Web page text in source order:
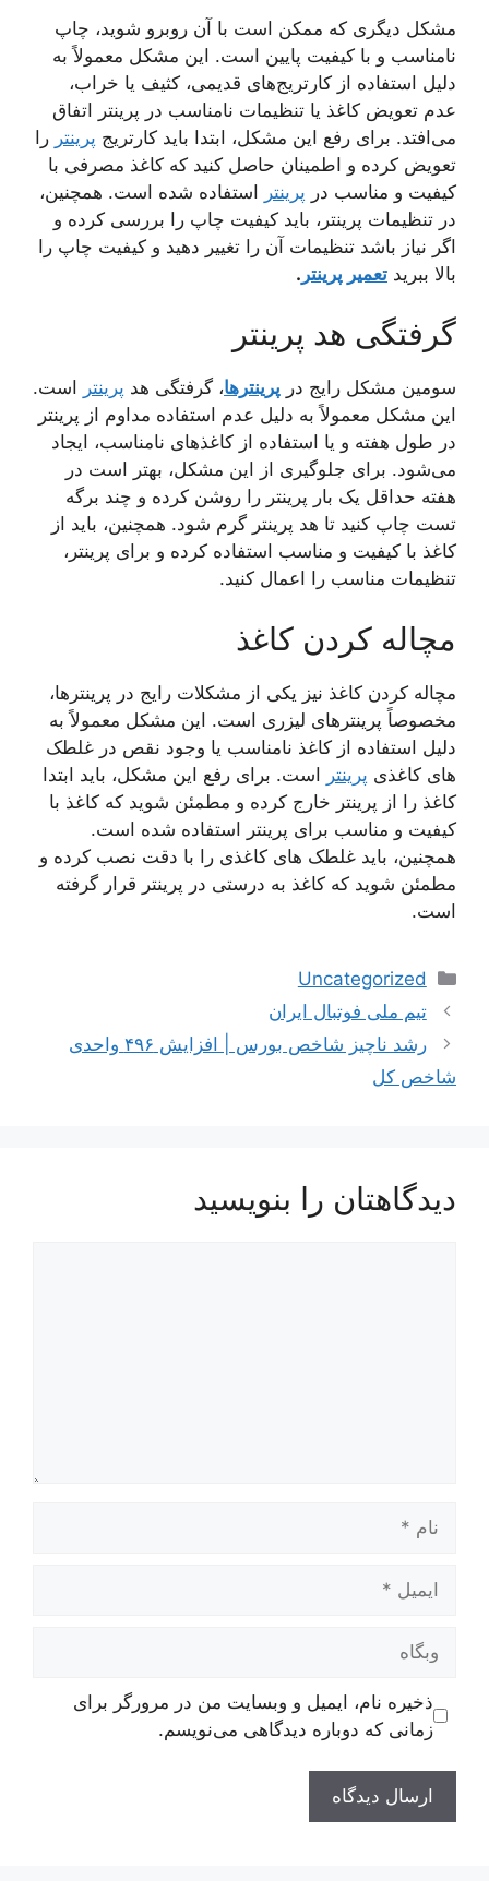
مشکل دیگری که ممکن است با آن روبرو شوید، چاپ
نامناسب و با کیفیت پایین است. این مشکل معمولاً به
دلیل استفاده از کارتریج‌های قدیمی، کثیف یا خراب،
عدم تعویض کاغذ یا تنظیمات نامناسب در پرینتر اتفاق
می‌افتد. برای رفع این مشکل، ابتدا باید کارتریج پرینتر را
تعویض کرده و اطمینان حاصل کنید که کاغذ مصرفی با
کیفیت و مناسب در پرینتر استفاده شده است. همچنین،
در تنظیمات پرینتر، باید کیفیت چاپ را بررسی کرده و
اگر نیاز باشد تنظیمات آن را تغییر دهید و کیفیت چاپ را
بالا ببرید تعمیر پرینتر .
گرفتگی هد پرینتر
سومین مشکل رایج در پرینترها، گرفتگی هد پرینتر
است.
این مشکل معمولاً به دلیل عدم استفاده مداوم از پرینتر
در طول هفته و یا استفاده از کاغذهای نامناسب، ایجاد
می‌شود. برای جلوگیری از این مشکل، بهتر است در
هفته حداقل یک بار پرینتر را روشن کرده و چند برگه
تست چاپ کنید تا هد پرینتر گرم شود. همچنین، باید از
کاغذ با کیفیت و مناسب استفاده کرده و برای پرینتر،
تنظیمات مناسب را اعمال کنید.
مچاله کردن کاغذ
مچاله کردن کاغذ نیز یکی از مشکلات رایج در پرینترها،
مخصوصاً پرینترهای لیزری است. این مشکل معمولاً به
دلیل استفاده از کاغذ نامناسب یا وجود نقص در غلطک
های کاغذی پرینتر است. برای رفع این مشکل، باید ابتدا
کاغذ را از پرینتر خارج کرده و مطمئن شوید که کاغذ با
کیفیت و مناسب برای پرینتر استفاده شده است.
همچنین، باید غلطک های کاغذی را با دقت نصب کرده و
مطمئن شوید که کاغذ به درستی در پرینتر قرار گرفته
است.
دسته‌ها
Uncategorized
تیم ملی فوتبال ایران
رشد ناچیز شاخص بورس | افزایش ۴۹۶ واحدی
شاخص کل
دیدگاهتان را بنویسید
وبگاه
ذخیره نام، ایمیل و وبسایت من در مرورگر برای
زمانی که دوباره دیدگاهی می‌نویسم.